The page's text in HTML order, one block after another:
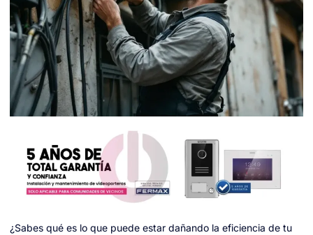
¿Sabes qué es lo que puede estar dañando la eficiencia de tu